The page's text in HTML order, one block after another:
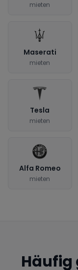
mieten
Maserati
mieten
Tesla
mieten
Alfa Romeo
mieten
Häufig